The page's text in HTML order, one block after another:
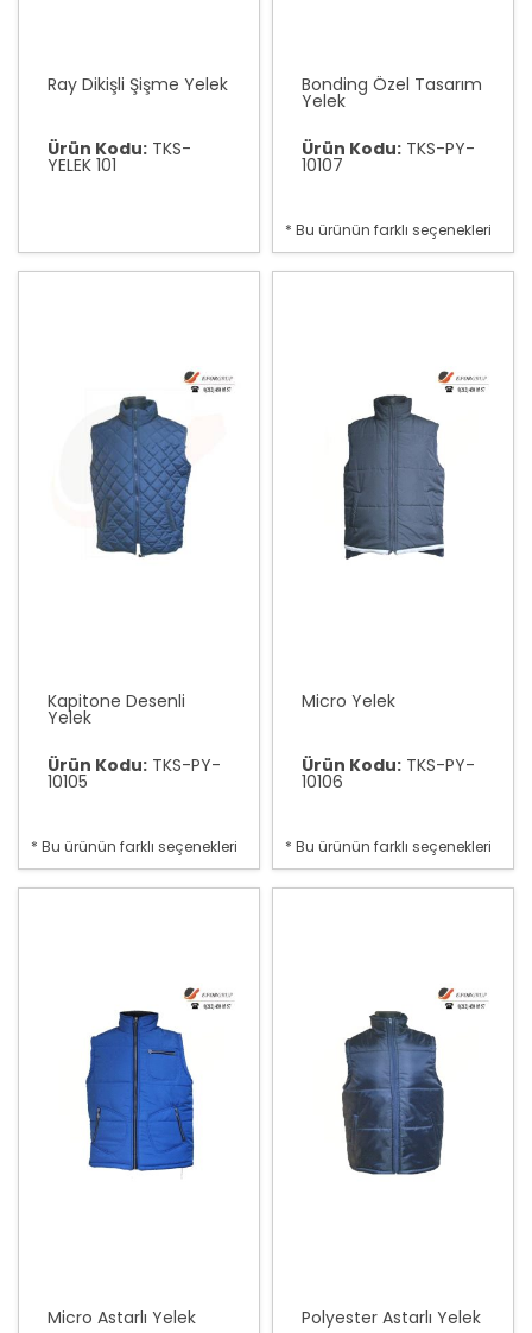
Ray Dikişli Şişme Yelek
Ürün Kodu: TKS-
YELEK 101
Bonding Özel Tasarım
Yelek
Ürün Kodu: TKS-PY-
10107
* Bu ürünün farklı seçenekleri
Kapitone Desenli
Yelek
Ürün Kodu: TKS-PY-
10105
* Bu ürünün farklı seçenekleri
Micro Yelek
Ürün Kodu: TKS-PY-
10106
* Bu ürünün farklı seçenekleri
Micro Astarlı Yelek Polyester Astarlı Yelek